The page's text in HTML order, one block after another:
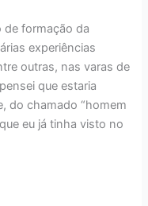
de formação da
experiências
outras, nas varas de
que estaria
do chamado “homem
eu já tinha visto no